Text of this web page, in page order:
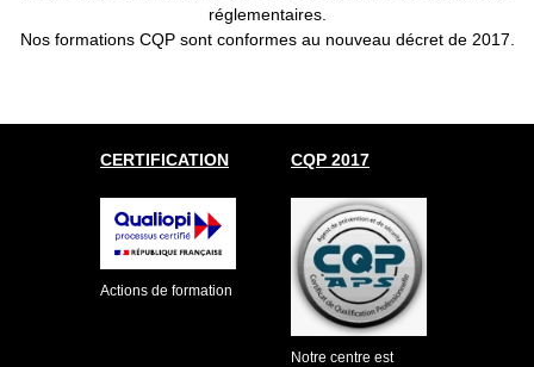
réglementaires.
Nos formations CQP sont conformes au nouveau décret de 2017.
CERTIFICATION
Actions de formation
CQP 2017
Notre centre est